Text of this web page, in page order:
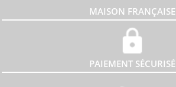
MAISON FRANÇAISE
PAIEMENT SÉCURISÉ